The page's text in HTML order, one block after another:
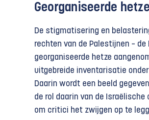
Georganiseerde hetze
De stigmatisering en
rechten van de Palestijnen –
georganiseerde hetze
uitgebreide inventarisatie
Daarin wordt een beeld
de rol daarin van de
om critici het zwijgen op te